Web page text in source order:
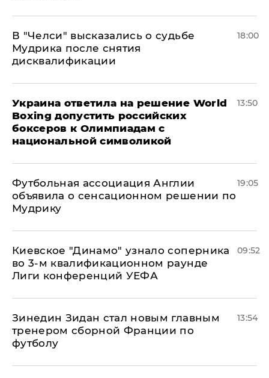
В "Челси" высказались о судьбе
Мудрика после снятия
дисквалификации
18:00
Украина ответила на решение World
Boxing допустить российских
боксеров к Олимпиадам с
национальной символикой
13:50
Футбольная ассоциация Англии
объявила о сенсационном решении по
Мудрику
19:05
Киевское "Динамо" узнало соперника
во 3-м квалификационном раунде
Лиги конференций УЕФА
09:52
Зинедин Зидан стал новым главным
тренером сборной Франции по
футболу
13:54